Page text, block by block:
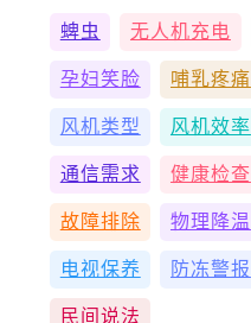
蜱虫 无人机充电
孕妇笑脸 哺乳疼痛
风机类型 风机效率
通信需求 健康检查
故障排除 物理降温
电视保养 防冻警报
民间说法